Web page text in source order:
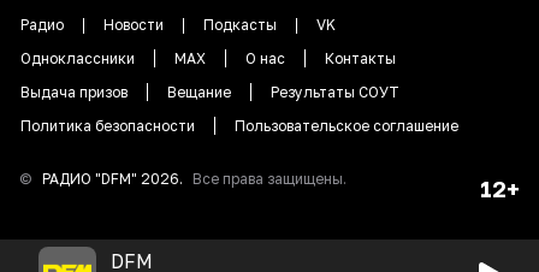
Радио Новости Подкасты
VK
Одноклассники
MAX О нас
Контакты
Выдача призов
Вещание
Результаты СОУТ
Политика безопасности
Пользовательское соглашение
© РАДИО "DFM" 2026. Все права защищены. 12+
DFM